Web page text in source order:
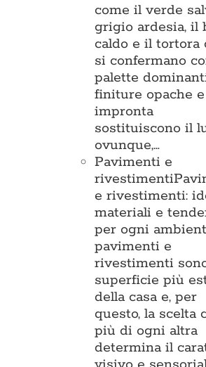
come il verde
grigio ardesia, il
caldo e il tortora
si confermano
palette
finiture opache
impronta
sostituiscono il
ovunque,…
Pavimenti e
rivestimenti
e rivestimenti:
materiali e
per ogni
pavimenti e
rivestimenti
superficie più
della casa e, per
questo, la scelta
più di ogni altra
determina il